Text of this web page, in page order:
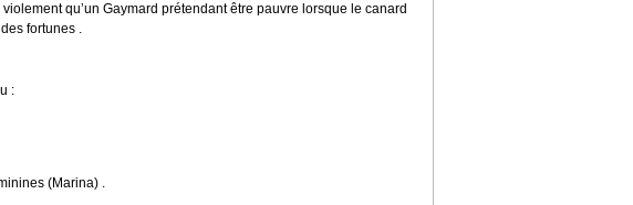
qu’un Gaymard prétendant être pauvre lorsque le canard
fortunes .
:
(Marina) .